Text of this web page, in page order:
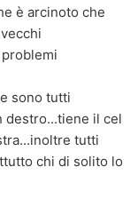
è arcinoto che
sono tutti
destro...tiene il cel
tutti
chi di solito lo